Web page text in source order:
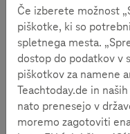
medije.
Uz vježbe, fizičku
„stanica“ posvetićemo
što su: vrijeme za
internetu.
Če izberete možnost
piškotke, ki so
spletnega mesta.
dostop do podatkov v
piškotkov za namene
Teachtoday.de in
nato prenesejo v
moremo zagotoviti